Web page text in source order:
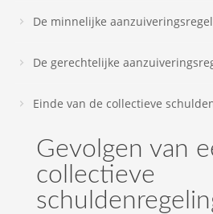
De minnelijke
De gerechtelijke
Einde van de collectieve
Gevolgen van
collectieve